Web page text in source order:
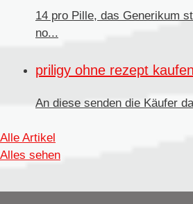
14 pro Pille, das Generikum
no...
priligy ohne rezept
An diese senden die Käufer
Alle Artikel
Alles sehen